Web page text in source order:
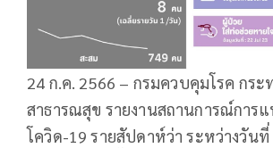
24 ก.ค. 2566 – กรมควบคุมโรค กระ
สาธารณสุข รายงานสถานการณ์การ
โควิด-19 รายสัปดาห์ว่า ระหว่างวันที่